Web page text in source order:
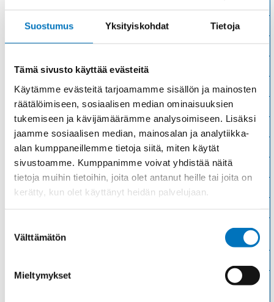
Suostumus Yksityiskohdat Tietoja
Tämä sivusto käyttää evästeitä
Käytämme evästeitä tarjoamamme sisällön ja mainosten
räätälöimiseen, sosiaalisen median ominaisuuksien
tukemiseen ja kävijämäärämme analysoimiseen. Lisäksi
jaamme sosiaalisen median, mainosalan ja analytiikka-
alan kumppaneillemme tietoja siitä, miten käytät
sivustoamme. Kumppanimme voivat yhdistää näitä
tietoja muihin tietoihin, joita olet antanut heille tai joita on
kerätty, kun olet käyttänyt heidän palvelujaan.
valinta
Välttämätön
Mieltymykset
Etim 7
EC000441
Materiaali
Niklattu messinki
Kierre
Ulkokierre Ag
M 20 x 1,5
Normen
Max [C]
Käyttölämpötila
'-20°C to +95°C
O-Rengas
Kotelointiluokka
IP 68 – 10 bar;IP 69 K
[Mm]
22
Setrifikaatti
ATEX;VDE;EAC;INMETRO;IECEx;CSA;DNV-